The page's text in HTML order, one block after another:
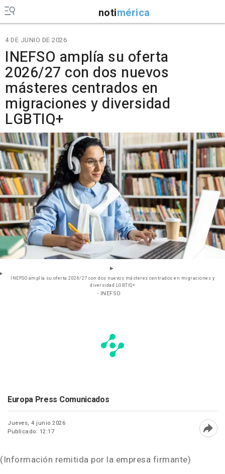
notimérica
4 DE JUNIO DE 2026
INEFSO amplía su oferta
2026/27 con dos nuevos
másteres centrados en
migraciones y diversidad
LGBTIQ+
INEFSO amplía su oferta 2026/27 con dos nuevos másteres centrados en migraciones y
diversidad LGBTIQ+
- INEFSO
Europa Press Comunicados
Jueves, 4 junio 2026
Publicado: 12:17
(Información remitida por la empresa firmante)